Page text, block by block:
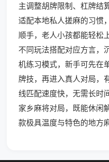
主调整胡牌限制、杠牌结
适配本地私人搓麻的习惯
顺手，老人小孩都能轻松
不同玩法搭配对应方言，
机练习模式，新手可先在
牌技，再进入真人对局，
线匹配速度快，无需长时
家乡麻将对局，既能休闲
款极具温度与特色的地方